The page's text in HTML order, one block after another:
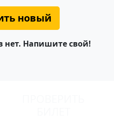
новый
нет. Напишите свой!